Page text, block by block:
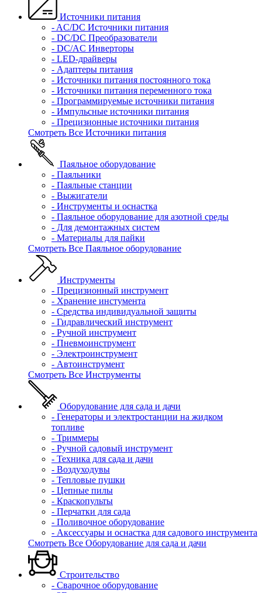
Источники питания
- AC/DC Источники питания
- DC/DC Преобразователи
- DC/AC Инверторы
- LED-драйверы
- Адаптеры питания
- Источники питания постоянного тока
- Источники питания переменного тока
- Программируемые источники питания
- Импульсные источники питания
- Прецизионные источники питания
Смотреть Все Источники питания
Паяльное оборудование
- Паяльники
- Паяльные станции
- Выжигатели
- Инструменты и оснастка
- Паяльное оборудование для азотной среды
- Для демонтажных систем
- Материалы для пайки
Смотреть Все Паяльное оборудование
Инструменты
- Прецизионный инструмент
- Хранение инстумента
- Средства индивидуальной защиты
- Гидравлический инструмент
- Ручной инструмент
- Пневмоинструмент
- Электроинструмент
- Автоинструмент
Смотреть Все Инструменты
Оборудование для сада и дачи
- Генераторы и электростанции на жидком
топливе
- Триммеры
- Ручной садовый инструмент
- Техника для сада и дачи
- Воздуходувы
- Тепловые пушки
- Цепные пилы
- Краскопульты
- Перчатки для сада
- Поливочное оборудование
- Аксессуары и оснастка для садового инструмента
Смотреть Все Оборудование для сада и дачи
Строительство
- Сварочное оборудование